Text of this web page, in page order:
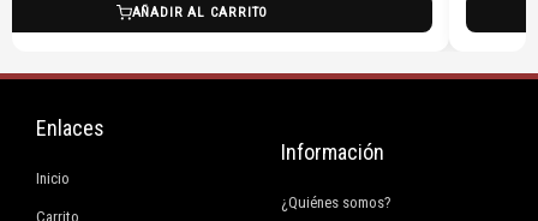
AÑADIR AL CARRITO
Enlaces
Inicio
Carrito
Información
¿Quiénes somos?